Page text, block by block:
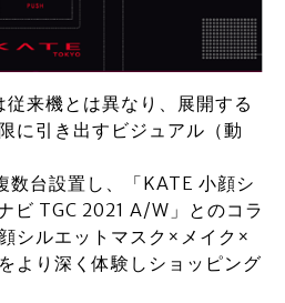
来機とは異なり、展開する
に引き出すビジュアル（動
数台設置し、「KATE 小顔シ
ビ TGC 2021 A/W」とのコラ
シルエットマスク×メイク×
より深く体験しショッピング